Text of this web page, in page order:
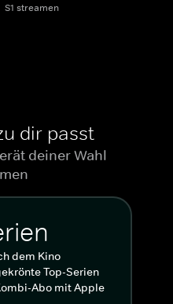
S1 streamen
dir passt
deiner Wahl
dem Kino
Top-Serien
Abo mit Apple